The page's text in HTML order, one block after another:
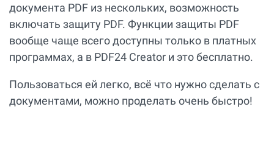
документа PDF из нескольких, возможность
включать защиту PDF. Функции защиты PDF
вообще чаще всего доступны только в платных
программах, а в PDF24 Creator и это бесплатно.
Пользоваться ей легко, всё что нужно сделать с
документами, можно проделать очень быстро!